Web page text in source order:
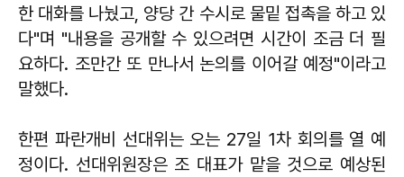
한 대화를 나눴고, 양당 간 수시로 물밑 접촉을 하고 있
다"며 "내용을 공개할 수 있으려면 시간이 조금 더 필
요하다. 조만간 또 만나서 논의를 이어갈 예정"이라고
말했다.
한편 파란개비 선대위는 오는 27일 1차 회의를 열 예
정이다. 선대위원장은 조 대표가 맡을 것으로 예상된